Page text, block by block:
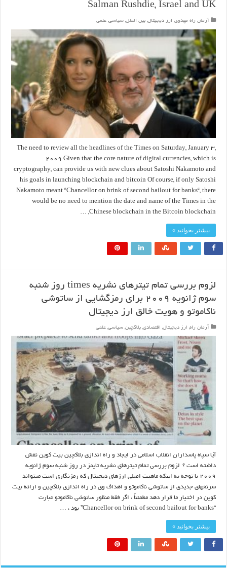
Salman Rushdie, Israel and UK
آرمان راه مهدوی, ارز دیجیتال, بین الملل, سیاسی, علمی
The need to review all the headlines of the Times on Saturday, January 3,
2009 Given that the core nature of digital currencies, which is
cryptography, can provide us with new clues about Satoshi Nakamoto and
his goals in launching blockchain and bitcoin Of course, if only Satoshi
Nakamoto meant “Chancellor on brink of second bailout for banks“, there
would be no need to mention the date and name of the Times in the
Chinese blockchain in the Bitcoin blockchain, …
بیشتر بخوانید »
لزوم بررسی تمام تیترهای نشریه times روز شنبه
سوم ژانویه ۲۰۰۹ برای رمزگشایی از ساتوشی
ناکاموتو و هویت خالق ارز دیجیتال
آرمان راه, ارز دیجیتال, اقتصادی, بلاکچین, سیاسی, علمی
آیا سپاه پاسداران انقلاب اسلامی در ایجاد و راه اندازی بلاکچین بیت کوین نقش
داشته است ؟ لزوم بررسی تمام تیترهای نشریه تایمز در روز شنبه سوم ژانویه
۲۰۰۹ با توجه به اینکه ماهیت اصلی ارزهای دیجیتال که رمزنگاری است میتواند
سرنخهای جدیدی از ساتوشی ناکاموتو و اهداف وی در راه اندازی بلاکچین و ارائه بیت
کوین در اختیار ما قرار دهد مطمئناً ، اگر فقط منظور ساتوشی ناکاموتو عبارت
“Chancellor on brink of second bailout for banks” بود ، …
بیشتر بخوانید »